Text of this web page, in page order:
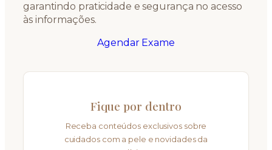
garantindo praticidade e segurança no acesso
às informações.
Agendar Exame
Fique por dentro
Receba conteúdos exclusivos sobre
cuidados com a pele e novidades da